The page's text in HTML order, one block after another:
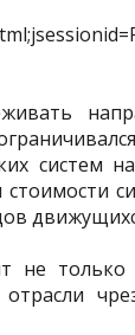
систем
не